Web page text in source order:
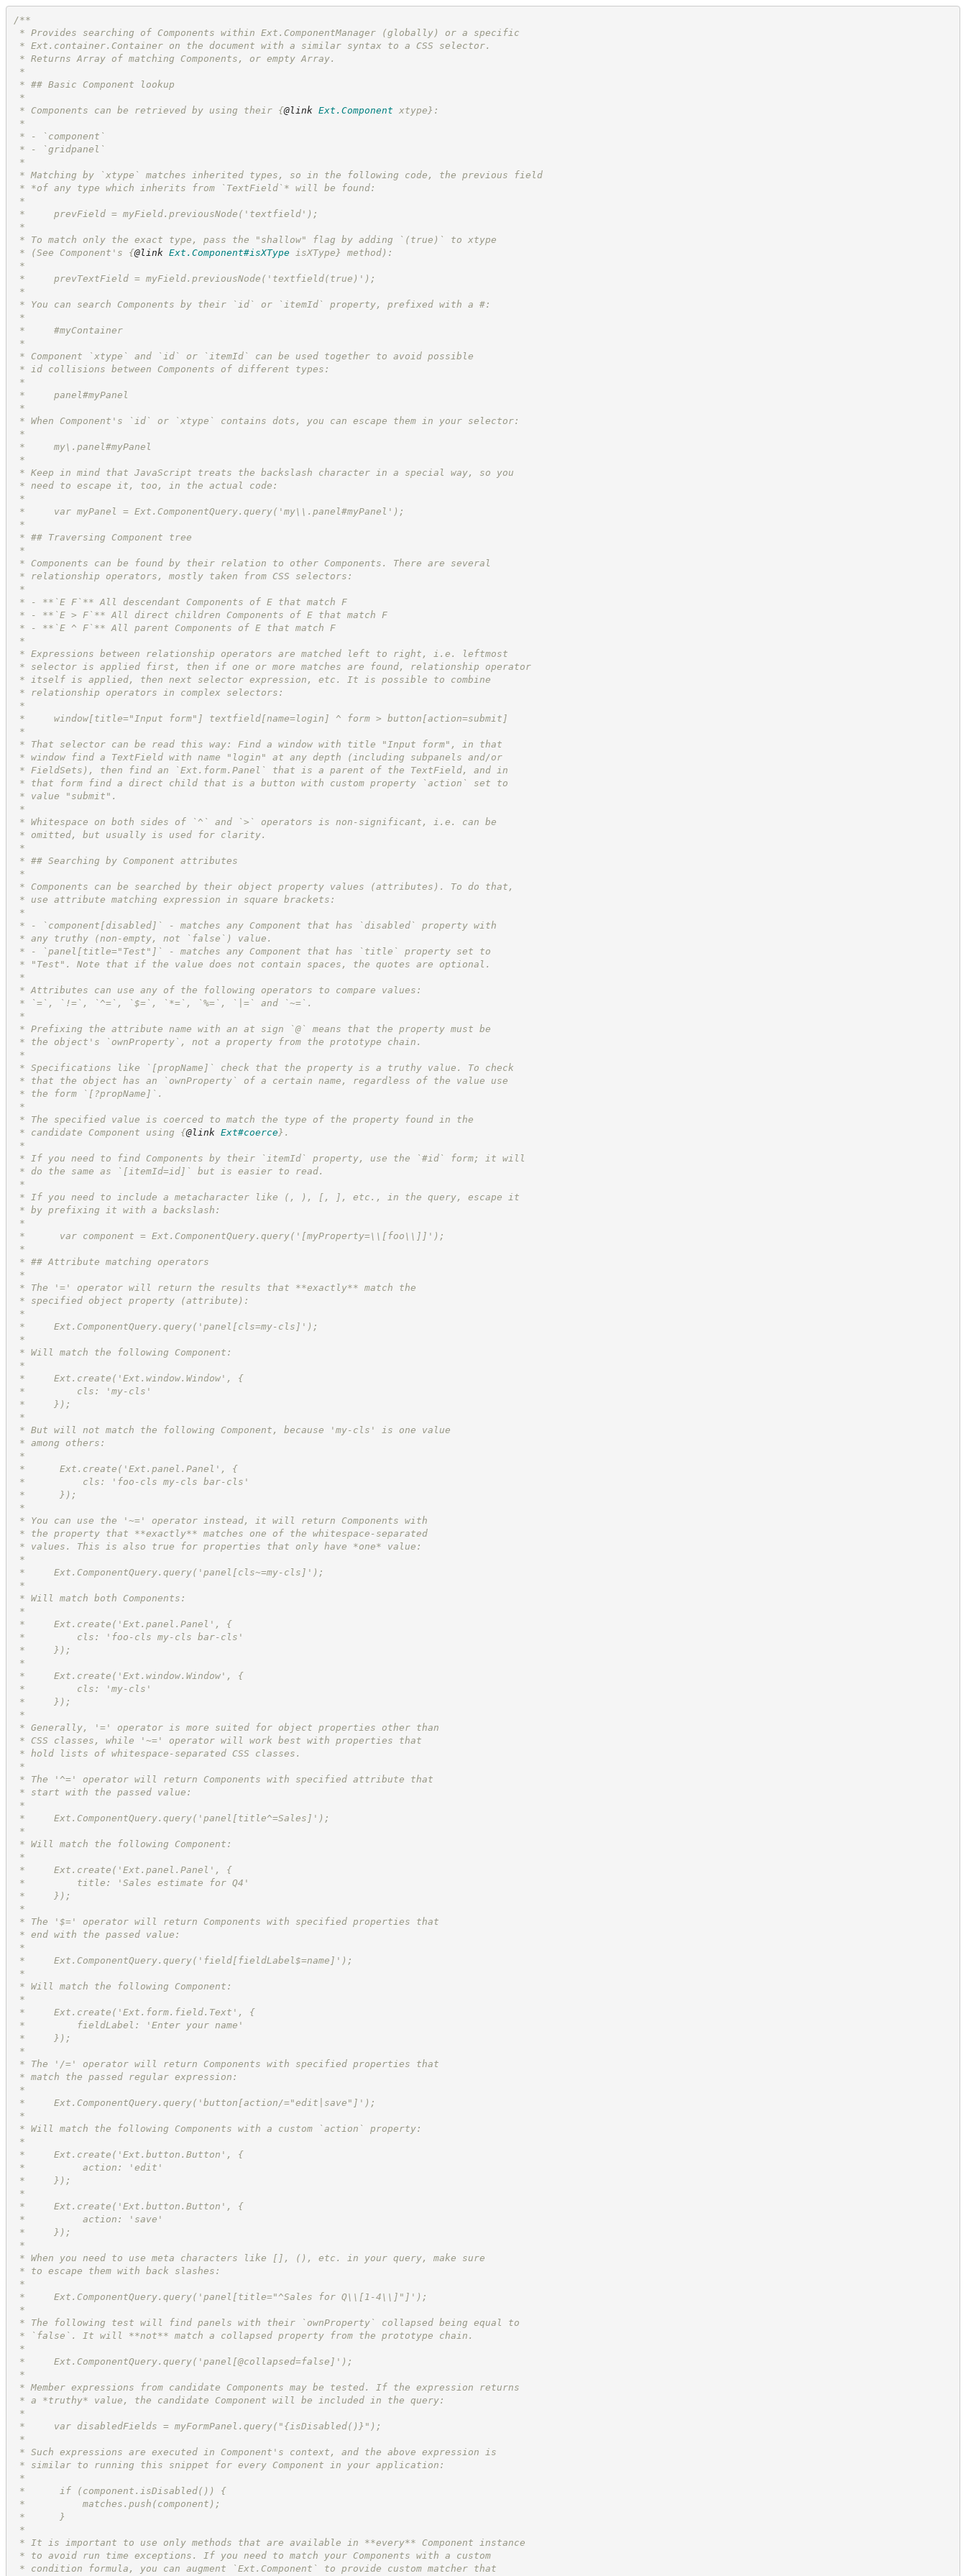
/**
* Provides searching of Components within Ext.ComponentManager (globally) or a specific
* Ext.container.Container on the document with a similar syntax to a CSS selector.
* Returns Array of matching Components, or empty Array.
*
* ## Basic Component lookup
*
* Components can be retrieved by using their {@link Ext.Component xtype} :
*
* - `component`
* - `gridpanel`
*
* Matching by `xtype` matches inherited types, so in the following code, the previous field
* *of any type which inherits from `TextField`* will be found:
*
*     prevField = myField.previousNode('textfield');
*
* To match only the exact type, pass the "shallow" flag by adding `(true)` to xtype
* (See Component's {@link Ext.Component#isXType isXType} method):
*
*     prevTextField = myField.previousNode('textfield(true)');
*
* You can search Components by their `id` or `itemId` property, prefixed with a #:
*
*     #myContainer
*
* Component `xtype` and `id` or `itemId` can be used together to avoid possible
* id collisions between Components of different types:
*
*     panel#myPanel
*
* When Component's `id` or `xtype` contains dots, you can escape them in your selector:
*
*     my\.panel#myPanel
*
* Keep in mind that JavaScript treats the backslash character in a special way, so you
* need to escape it, too, in the actual code:
*
*     var myPanel = Ext.ComponentQuery.query('my\\.panel#myPanel');
*
* ## Traversing Component tree
*
* Components can be found by their relation to other Components. There are several
* relationship operators, mostly taken from CSS selectors:
*
* - **`E F`** All descendant Components of E that match F
* - **`E > F`** All direct children Components of E that match F
* - **`E ^ F`** All parent Components of E that match F
*
* Expressions between relationship operators are matched left to right, i.e. leftmost
* selector is applied first, then if one or more matches are found, relationship operator
* itself is applied, then next selector expression, etc. It is possible to combine
* relationship operators in complex selectors:
*
*     window[title="Input form"] textfield[name=login] ^ form > button[action=submit]
*
* That selector can be read this way: Find a window with title "Input form", in that
* window find a TextField with name "login" at any depth (including subpanels and/or
* FieldSets), then find an `Ext.form.Panel` that is a parent of the TextField, and in
* that form find a direct child that is a button with custom property `action` set to
* value "submit".
*
* Whitespace on both sides of `^` and `>` operators is non-significant, i.e. can be
* omitted, but usually is used for clarity.
*
* ## Searching by Component attributes
*
* Components can be searched by their object property values (attributes). To do that,
* use attribute matching expression in square brackets:
*
* - `component[disabled]` - matches any Component that has `disabled` property with
* any truthy (non-empty, not `false`) value.
* - `panel[title="Test"]` - matches any Component that has `title` property set to
* "Test". Note that if the value does not contain spaces, the quotes are optional.
*
* Attributes can use any of the following operators to compare values:
* `=`, `!=`, `^=`, `$=`, `*=`, `%=`, `|=` and `~=`.
*
* Prefixing the attribute name with an at sign `@` means that the property must be
* the object's `ownProperty`, not a property from the prototype chain.
*
* Specifications like `[propName]` check that the property is a truthy value. To check
* that the object has an `ownProperty` of a certain name, regardless of the value use
* the form `[?propName]`.
*
* The specified value is coerced to match the type of the property found in the
* candidate Component using {@link Ext#coerce} .
*
* If you need to find Components by their `itemId` property, use the `#id` form; it will
* do the same as `[itemId=id]` but is easier to read.
*
* If you need to include a metacharacter like (, ), [, ], etc., in the query, escape it
* by prefixing it with a backslash:
*
*      var component = Ext.ComponentQuery.query('[myProperty=\\[foo\\]]');
*
* ## Attribute matching operators
*
* The '=' operator will return the results that **exactly** match the
* specified object property (attribute):
*
*     Ext.ComponentQuery.query('panel[cls=my-cls]');
*
* Will match the following Component:
*
*     Ext.create('Ext.window.Window', {
*         cls: 'my-cls'
*     });
*
* But will not match the following Component, because 'my-cls' is one value
* among others:
*
*      Ext.create('Ext.panel.Panel', {
*          cls: 'foo-cls my-cls bar-cls'
*      });
*
* You can use the '~=' operator instead, it will return Components with
* the property that **exactly** matches one of the whitespace-separated
* values. This is also true for properties that only have *one* value:
*
*     Ext.ComponentQuery.query('panel[cls~=my-cls]');
*
* Will match both Components:
*
*     Ext.create('Ext.panel.Panel', {
*         cls: 'foo-cls my-cls bar-cls'
*     });
*
*     Ext.create('Ext.window.Window', {
*         cls: 'my-cls'
*     });
*
* Generally, '=' operator is more suited for object properties other than
* CSS classes, while '~=' operator will work best with properties that
* hold lists of whitespace-separated CSS classes.
*
* The '^=' operator will return Components with specified attribute that
* start with the passed value:
*
*     Ext.ComponentQuery.query('panel[title^=Sales]');
*
* Will match the following Component:
*
*     Ext.create('Ext.panel.Panel', {
*         title: 'Sales estimate for Q4'
*     });
*
* The '$=' operator will return Components with specified properties that
* end with the passed value:
*
*     Ext.ComponentQuery.query('field[fieldLabel$=name]');
*
* Will match the following Component:
*
*     Ext.create('Ext.form.field.Text', {
*         fieldLabel: 'Enter your name'
*     });
*
* The '/=' operator will return Components with specified properties that
* match the passed regular expression:
*
*     Ext.ComponentQuery.query('button[action/="edit|save"]');
*
* Will match the following Components with a custom `action` property:
*
*     Ext.create('Ext.button.Button', {
*          action: 'edit'
*     });
*
*     Ext.create('Ext.button.Button', {
*          action: 'save'
*     });
*
* When you need to use meta characters like [], (), etc. in your query, make sure
* to escape them with back slashes:
*
*     Ext.ComponentQuery.query('panel[title="^Sales for Q\\[1-4\\]"]');
*
* The following test will find panels with their `ownProperty` collapsed being equal to
* `false`. It will **not** match a collapsed property from the prototype chain.
*
*     Ext.ComponentQuery.query('panel[@collapsed=false]');
*
* Member expressions from candidate Components may be tested. If the expression returns
* a *truthy* value, the candidate Component will be included in the query:
*
*     var disabledFields = myFormPanel.query("{isDisabled()}");
*
* Such expressions are executed in Component's context, and the above expression is
* similar to running this snippet for every Component in your application:
*
*      if (component.isDisabled()) {
*          matches.push(component);
*      }
*
* It is important to use only methods that are available in **every** Component instance
* to avoid run time exceptions. If you need to match your Components with a custom
* condition formula, you can augment `Ext.Component` to provide custom matcher that